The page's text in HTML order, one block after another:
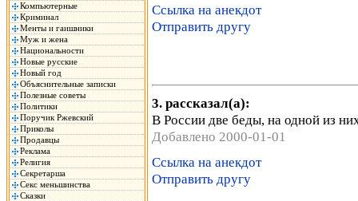
Компьютерные
Криминал
Менты и гаишники
Муж и жена
Национальности
Новые русские
Новый год
Объяснительные записки
Полезные советы
Политики
Поручик Ржевский
Приколы
Продавцы
Реклама
Религия
Секретарша
Секс меньшинства
Сказки
Ссылка на анекдот
Отправить другу
3. рассказал(а):
В России две беды, на одной из
Добавлено 2000-01-01
Ссылка на анекдот
Отправить другу